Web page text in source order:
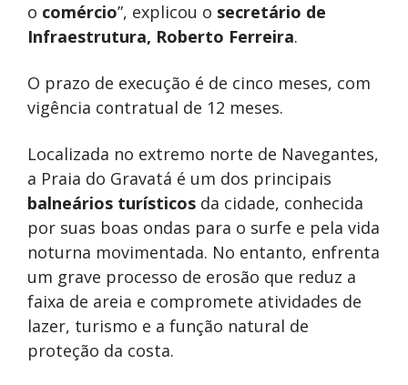
o comércio”, explicou o secretário de
Infraestrutura, Roberto Ferreira.
O prazo de execução é de cinco meses, com
vigência contratual de 12 meses.
Localizada no extremo norte de Navegantes,
a Praia do Gravatá é um dos principais
balneários turísticos da cidade, conhecida
por suas boas ondas para o surfe e pela vida
noturna movimentada. No entanto, enfrenta
um grave processo de erosão que reduz a
faixa de areia e compromete atividades de
lazer, turismo e a função natural de
proteção da costa.